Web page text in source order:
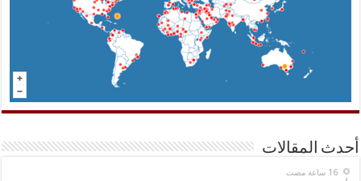
أحدث المقالات
‏16 ساعة مضت